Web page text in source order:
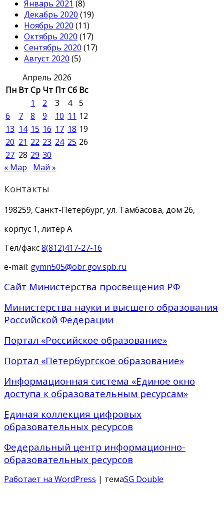
Январь 2021 (8)
Декабрь 2020 (19)
Ноябрь 2020 (11)
Октябрь 2020 (17)
Сентябрь 2020 (17)
Август 2020 (5)
Апрель 2026
Пн ВтСр Чт ПтСб Вс
1
2 3 4
5
6
7 8 9 10 11 12
13 14 15 16 17 18 19
20 21 22 23 24 25 26
27 28 29 30
« Мар
Май »
Контакты
198259, Санкт-Петербург, ул. Тамбасова, дом 26,
корпус 1, литер А
Тел/факс8(812)417-27-16
e-mail: gymn505@obr.gov.spb.ru
Сайт Министерства просвещения РФ
Министерства науки и высшего образования
Российской Федерации
Портал «Российское образование»
Портал «Петербургское образование»
Информационная система «Единое окно
доступа к образовательным ресурсам»
Единая коллекция цифровых
образовательных ресурсов
Федеральный центр информационно-
образовательных ресурсов
Работает на WordPress | темаSG Double